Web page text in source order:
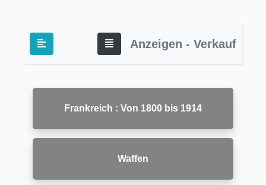
Anzeigen - Verkauf
Frankreich : Von 1800 bis 1914
Waffen